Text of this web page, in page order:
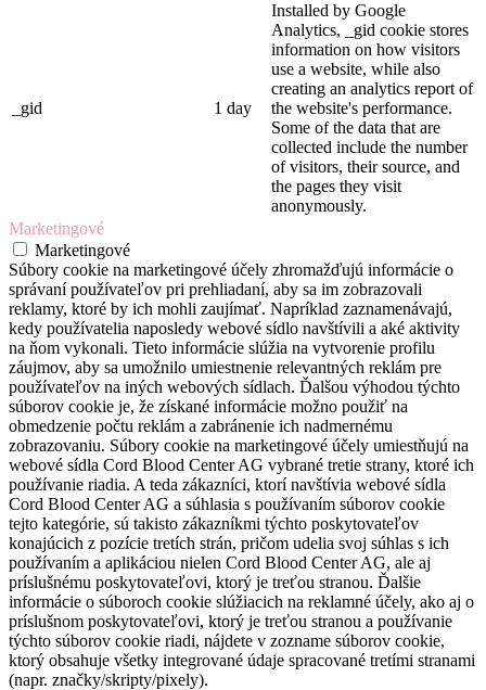
_gid 1 day
Installed by Google
Analytics, _gid cookie stores
information on how visitors
use a website, while also
creating an analytics report of
the website's performance.
Some of the data that are
collected include the number
of visitors, their source, and
the pages they visit
anonymously.
Marketingové
Marketingové
Súbory cookie na marketingové účely zhromažďujú informácie o
správaní používateľov pri prehliadaní, aby sa im zobrazovali
reklamy, ktoré by ich mohli zaujímať. Napríklad zaznamenávajú,
kedy používatelia naposledy webové sídlo navštívili a aké aktivity
na ňom vykonali. Tieto informácie slúžia na vytvorenie profilu
záujmov, aby sa umožnilo umiestnenie relevantných reklám pre
používateľov na iných webových sídlach. Ďalšou výhodou týchto
súborov cookie je, že získané informácie možno použiť na
obmedzenie počtu reklám a zabránenie ich nadmernému
zobrazovaniu. Súbory cookie na marketingové účely umiestňujú na
webové sídla Cord Blood Center AG vybrané tretie strany, ktoré ich
používanie riadia. A teda zákazníci, ktorí navštívia webové sídla
Cord Blood Center AG a súhlasia s používaním súborov cookie
tejto kategórie, sú takisto zákazníkmi týchto poskytovateľov
konajúcich z pozície tretích strán, pričom udelia svoj súhlas s ich
používaním a aplikáciou nielen Cord Blood Center AG, ale aj
príslušnému poskytovateľovi, ktorý je treťou stranou. Ďalšie
informácie o súboroch cookie slúžiacich na reklamné účely, ako aj o
príslušnom poskytovateľovi, ktorý je treťou stranou a používanie
týchto súborov cookie riadi, nájdete v zozname súborov cookie,
ktorý obsahuje všetky integrované údaje spracované tretími stranami
(napr. značky/skripty/pixely).